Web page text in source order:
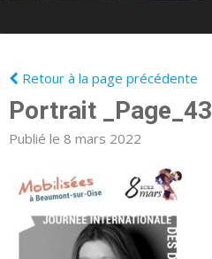
Retour à la page précédente
Portrait _Page_43
Publié le 8 mars 2022